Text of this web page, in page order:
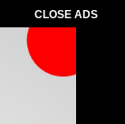
CLOSE ADS